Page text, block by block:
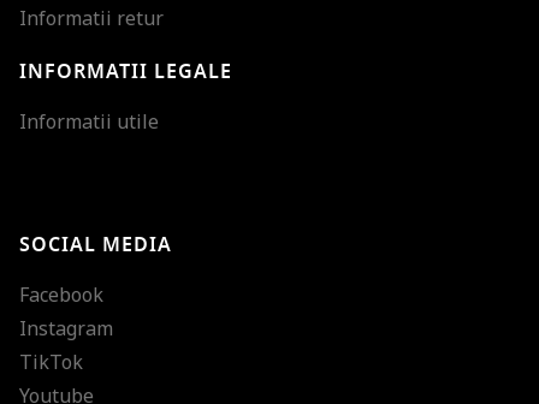
Informatii retur
INFORMATII LEGALE
Informatii utile
SOCIAL MEDIA
Facebook
Instagram
TikTok
Youtube